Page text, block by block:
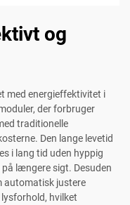
og
med energieffektivitet i
der forbruger
traditionelle
Den lange levetid
i lang tid uden hyppig
længere sigt. Desuden
automatisk justere
hvilket